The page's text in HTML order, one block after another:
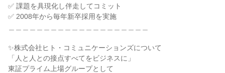
✅ 課題を具現化し伴走してコミット
✅ 2008年から毎年新卒採用を実施
✨株式会社ヒト・コミュニケーションズについて
「人と人との接点すべてをビジネスに」
東証プライム上場グループとして